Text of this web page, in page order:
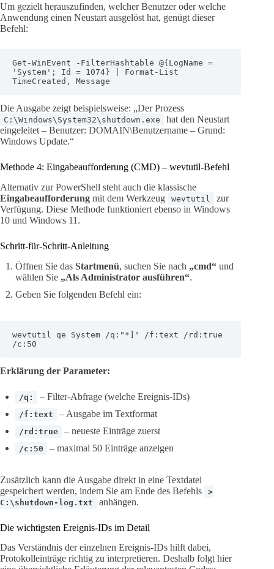
Um gezielt herauszufinden, welcher Benutzer oder welche
Anwendung einen Neustart ausgelöst hat, genügt dieser
Befehl:
Get-WinEvent -FilterHashtable @{LogName =
'System'; Id = 1074} | Format-List
TimeCreated, Message
Die Ausgabe zeigt beispielsweise: „Der Prozess
C:\Windows\System32\shutdown.exe
hat den Neustart
eingeleitet – Benutzer: DOMAIN\Benutzername – Grund:
Windows Update.“
Methode 4: Eingabeaufforderung (CMD) – wevtutil-Befehl
Alternativ zur PowerShell steht auch die klassische
Eingabeaufforderung mit dem Werkzeug wevtutil
zur
Verfügung. Diese Methode funktioniert ebenso in Windows
10 und Windows 11.
Schritt-für-Schritt-Anleitung
Öffnen Sie das Startmenü, suchen Sie nach „cmd“ und
wählen Sie „Als Administrator ausführen“.
Geben Sie folgenden Befehl ein:
wevtutil qe System /q:"*]" /f:text /rd:true
/c:50
Erklärung der Parameter:
/q: – Filter-Abfrage (welche Ereignis-IDs)
/f:text – Ausgabe im Textformat
/rd:true – neueste Einträge zuerst
/c:50 – maximal 50 Einträge anzeigen
Zusätzlich kann die Ausgabe direkt in eine Textdatei
gespeichert werden, indem Sie am Ende des Befehls
>
C:\shutdown-log.txt
anhängen.
Die wichtigsten Ereignis-IDs im Detail
Das Verständnis der einzelnen Ereignis-IDs hilft dabei,
Protokolleinträge richtig zu interpretieren. Deshalb folgt hier